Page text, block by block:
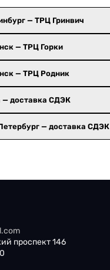
— ТРЦ Гринвич
— ТРЦ Горки
— ТРЦ Родник
— доставка СДЭК
— доставка СДЭК
проспект 146